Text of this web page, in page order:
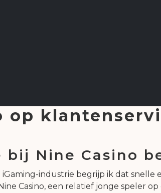
op
Nine Casino
industrie begrijp ik dat snelle
Casino, een relatief jonge speler